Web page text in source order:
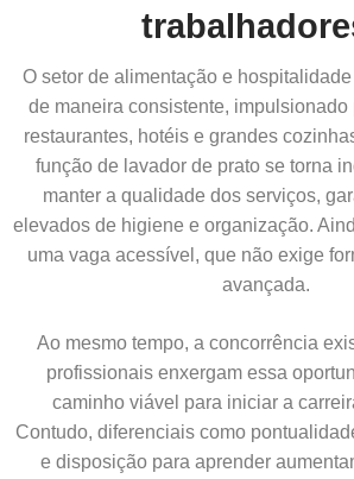
O setor de alimentação e
de maneira consistente, impulsionado
restaurantes, hotéis e grandes
função de lavador de prato se torna
manter a qualidade dos serviços,
elevados de higiene e organização.
uma vaga acessível, que não exige
avançada.
Ao mesmo tempo, a concorrência
profissionais enxergam essa
caminho viável para iniciar a
Contudo, diferenciais como
e disposição para aprender